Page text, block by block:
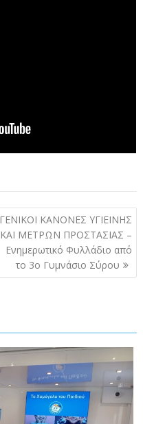
ΓΕΝΙΚΟΙ ΚΑΝΟΝΕΣ ΥΓΙΕΙΝΗΣ
ΚΑΙ ΜΕΤΡΩΝ ΠΡΟΣΤΑΣΙΑΣ –
Ενημερωτικό Φυλλάδιο από
το 3ο Γυμνάσιο Σύρου